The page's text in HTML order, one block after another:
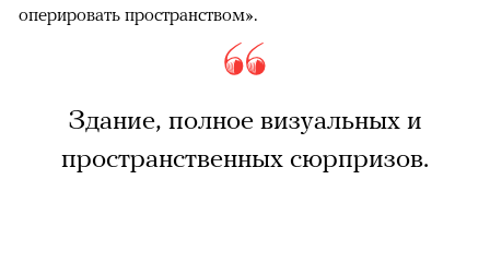
оперировать пространством».
Здание, полное визуальных и
пространственных сюрпризов.